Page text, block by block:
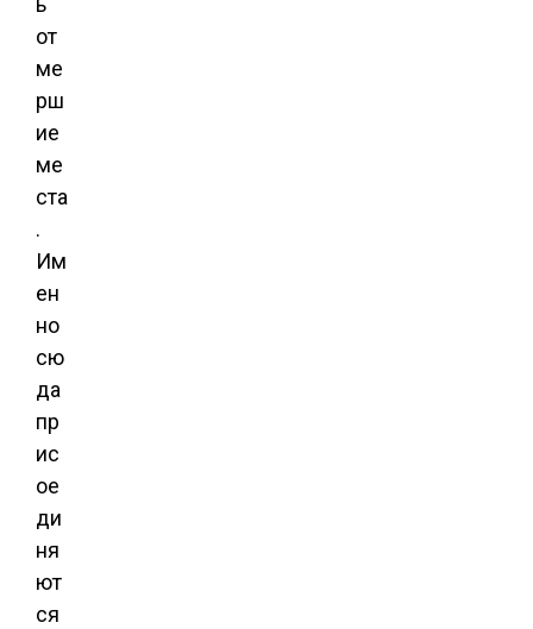
от
ме
рш
ие
ме
ста
.
Им
ен
но
сю
да
пр
ис
ое
ди
ня
ют
ся